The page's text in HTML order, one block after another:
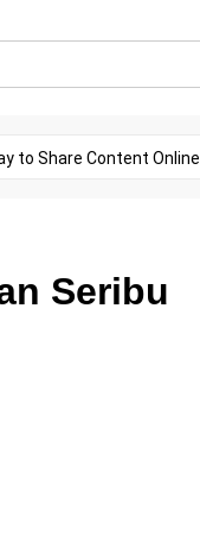
to Share Content Online
Seribu